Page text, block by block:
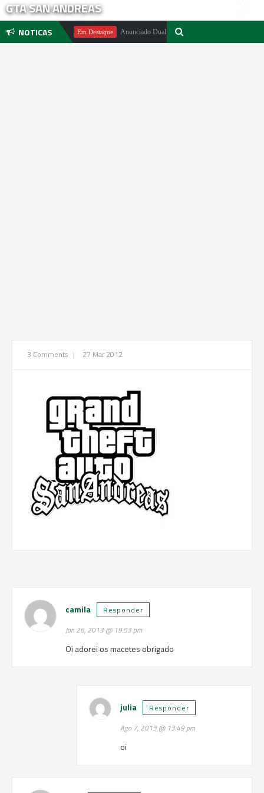
GTA SAN ANDREAS
NOTICAS
Pachter Em Destaque Anunciado DualSense The Last of Us Limited Edition
3 Comments | 27 Mar 2012
camila Responder
Jan 26, 2013 @ 19:53 pm
Oi adorei os macetes obrigado
julia Responder
Ago 7, 2013 @ 13:49 pm
oi